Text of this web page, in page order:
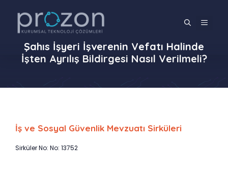
MENÜ
Şahıs İşyeri İşverenin Vefatı Halinde
İşten Ayrılış Bildirgesi Nasıl Verilmeli?
İş ve Sosyal Güvenlik Mevzuatı Sirküleri
Sirküler No: No: 13752